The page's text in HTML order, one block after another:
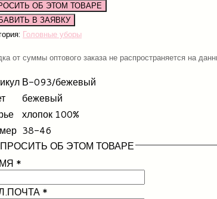
ОБ ЭТОМ ТОВАРЕ
Головные уборы
от суммы оптового заказа не распространяется на
В-093/бежевый
бежевый
хлопок 100%
38-46
ОБ ЭТОМ ТОВАРЕ
*
*